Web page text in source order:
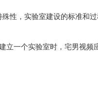
实验室建设的标准和过程
验室时，宅男视频应该